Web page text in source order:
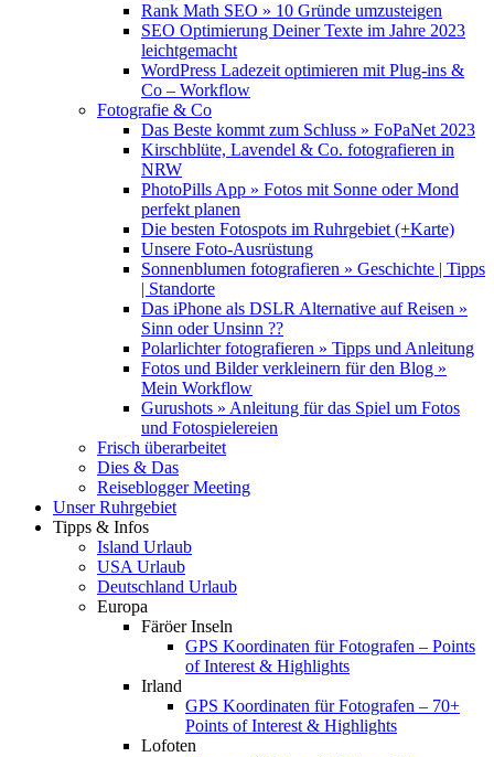
Rank Math SEO » 10 Gründe umzusteigen
SEO Optimierung Deiner Texte im Jahre 2023
leichtgemacht
WordPress Ladezeit optimieren mit Plug-ins &
Co – Workflow
Fotografie & Co
Das Beste kommt zum Schluss » FoPaNet 2023
Kirschblüte, Lavendel & Co. fotografieren in
NRW
PhotoPills App » Fotos mit Sonne oder Mond
perfekt planen
Die besten Fotospots im Ruhrgebiet (+Karte)
Unsere Foto-Ausrüstung
Sonnenblumen fotografieren » Geschichte | Tipps
| Standorte
Das iPhone als DSLR Alternative auf Reisen »
Sinn oder Unsinn ??
Polarlichter fotografieren » Tipps und Anleitung
Fotos und Bilder verkleinern für den Blog »
Mein Workflow
Gurushots » Anleitung für das Spiel um Fotos
und Fotospielereien
Frisch überarbeitet
Dies & Das
Reiseblogger Meeting
Unser Ruhrgebiet
Tipps & Infos
Island Urlaub
USA Urlaub
Deutschland Urlaub
Europa
Färöer Inseln
GPS Koordinaten für Fotografen – Points
of Interest & Highlights
Irland
GPS Koordinaten für Fotografen – 70+
Points of Interest & Highlights
Lofoten